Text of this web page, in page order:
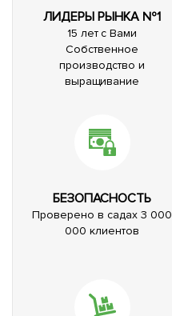
ЛИДЕРЫ РЫНКА №1
15 лет с Вами
Собственное
производство и
выращивание
БЕЗОПАСНОСТЬ
Проверено в садах 3 000
000 клиентов